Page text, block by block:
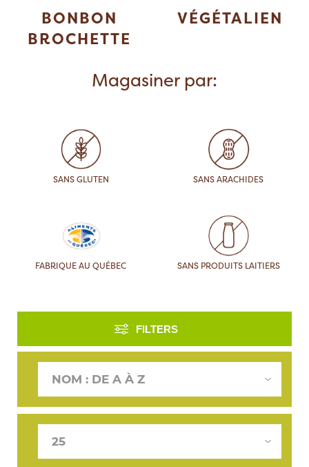
BONBON
BROCHETTE
VÉGÉTALIEN
Magasiner par:
SANS GLUTEN SANS ARACHIDES
FABRIQUE AU QUÉBEC SANS PRODUITS LAITIERS
FILTERS